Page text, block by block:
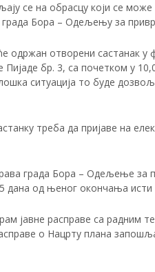
се на обрасцу који се
града Бора – Одељењу за
одржан отворени састанак у
бр. 3, са почетком у
ситуација то буде
треба да пријаве на
града Бора – Одељење за
дана од њеног окончања исти
јавне расправе са
о Нацрту плана